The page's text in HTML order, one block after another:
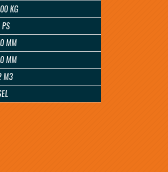
KG
MM
MM
M3